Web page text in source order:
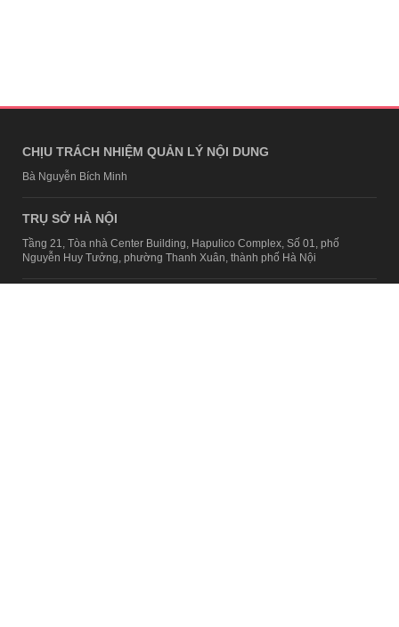
CHỊU TRÁCH NHIỆM QUẢN LÝ NỘI DUNG
Bà Nguyễn Bích Minh
TRỤ SỞ HÀ NỘI
Tầng 21, Tòa nhà Center Building, Hapulico Complex, Số 01, phố
Nguyễn Huy Tưởng, phường Thanh Xuân, thành phố Hà Nội